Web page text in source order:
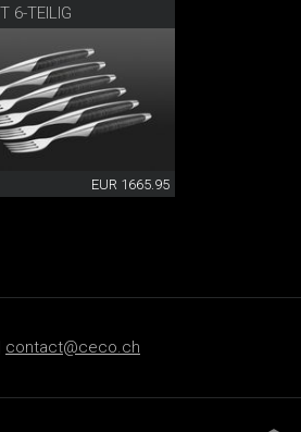
6-TEILIG
EUR 1665.95
contact@ceco.ch